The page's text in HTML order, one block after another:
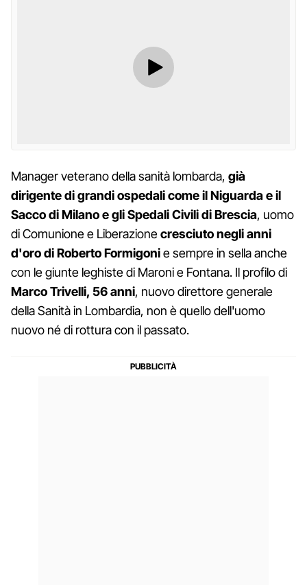
Manager veterano della sanità lombarda, già
dirigente di grandi ospedali come il Niguarda e il
Sacco di Milano e gli Spedali Civili di Brescia, uomo
di Comunione e Liberazionecresciuto negli anni
d'oro di Roberto Formigonie sempre in sella anche
con le giunte leghiste di Maroni e Fontana. Il profilo di
Marco Trivelli, 56 anni, nuovo direttore generale
della Sanità in Lombardia, non è quello dell'uomo
nuovo né di rottura con il passato.